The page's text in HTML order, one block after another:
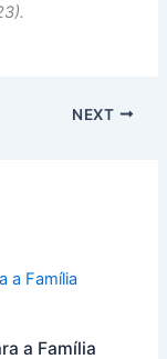
NEXT
a Família